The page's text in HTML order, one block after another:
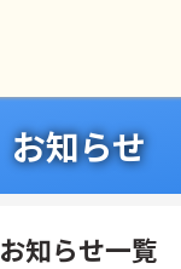
お知らせ
お知らせ一覧